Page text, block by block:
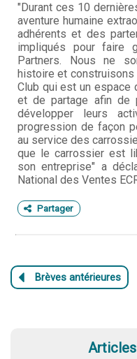
"Durant ces 10
aventure humaine
adhérents et des
impliqués pour faire
Partners. Nous ne
histoire et
Club qui est un espace
et de partage afin de
développer leurs
progression de façon
au service des
que le carrossier est
son entreprise" a
National des Ventes
Partager